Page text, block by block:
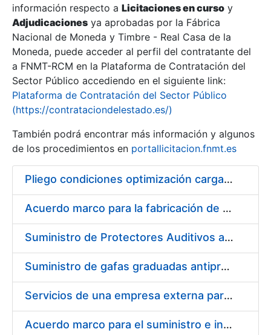
Show/Hide
Show/Hide
información respecto a Licitaciones en curso y
Adjudicaciones ya aprobadas por la Fábrica
Nacional de Moneda y Timbre - Real Casa de la
Moneda, puede acceder al perfil del contratante del
a FNMT-RCM en la Plataforma de Contratación del
Sector Público accediendo en el siguiente link:
Plataforma de Contratación del Sector Público
(https://contrataciondelestado.es/)
También podrá encontrar más información y algunos
de los procedimientos en portallicitacion.fnmt.es
Pliego condiciones optimización cargas compras firmado
Acuerdo marco para la fabricación de piezas
Suministro de Protectores Auditivos a medida para las personas trabajadoras de los Centros de Trabajo de Madrid y Burgos
Suministro de gafas graduadas antiproyecciones para los trabajadores de la FNMT-RCM en los centros de trabajo de Madrid y Burgos
Servicios de una empresa externa para el asesoramiento y resolución de los recursos de alzada que se presentan relacionados con procesos de selección para la FNMT-RCM
Acuerdo marco para el suministro e instalación de persianas, estores y otros complementos